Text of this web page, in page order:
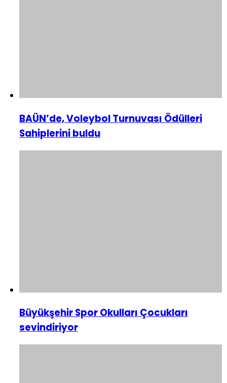
BAÜN’de, Voleybol Turnuvası Ödülleri
Sahiplerini buldu
Büyükşehir Spor Okulları Çocukları
sevindiriyor